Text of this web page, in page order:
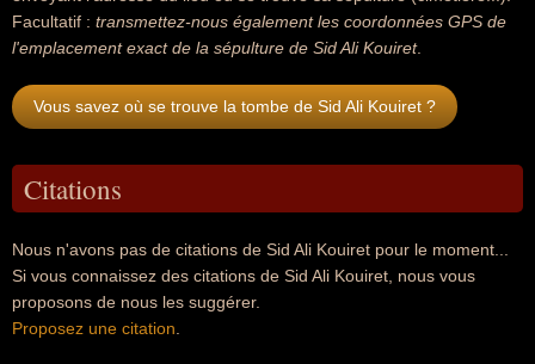
Facultatif : transmettez-nous également les coordonnées GPS de
l'emplacement exact de la sépulture de Sid Ali Kouiret.
Vous savez où se trouve la tombe de Sid Ali Kouiret ?
Citations
Nous n'avons pas de citations de Sid Ali Kouiret pour le moment...
Si vous connaissez des citations de Sid Ali Kouiret, nous vous
proposons de nous les suggérer.
Proposez une citation